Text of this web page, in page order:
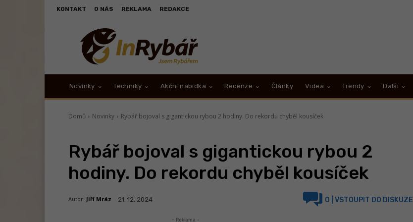
KONTAKT O NÁS REKLAMA REDAKCE
Novinky Techniky Akční nabídka Recenze Články Videa Trendy Další
Domů Novinky Rybář bojoval s gigantickou rybou 2 hodiny. Do rekordu chyběl kousíček
Rybář bojoval s gigantickou rybou 2
hodiny. Do rekordu chyběl kousíček
Autor: Jiří Mráz 21. 12. 2024 0 | VSTOUPIT DO DISKUZE
- Reklama -